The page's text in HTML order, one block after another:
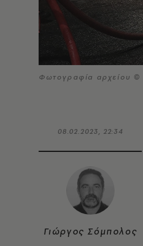
Φωτογραφία αρχείου ©
08.02.2023, 22:34
Γιώργος Σόμπολος